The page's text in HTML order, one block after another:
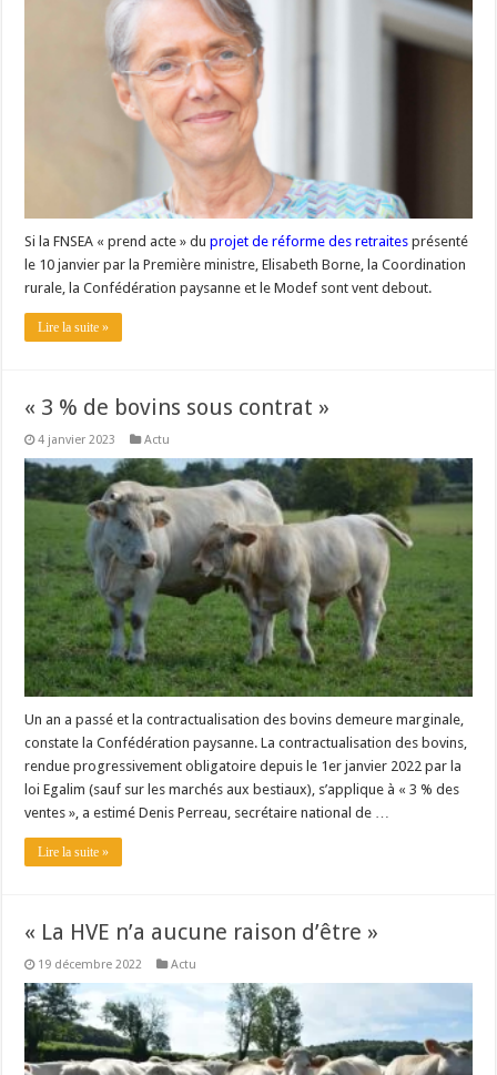
Si la FNSEA « prend acte » duprojet de réforme des retraites présenté
le 10 janvier par la Première ministre, Elisabeth Borne, la Coordination
rurale, la Confédération paysanne et le Modef sont vent debout.
Lire la suite »
« 3 % de bovins sous contrat »
4 janvier 2023 Actu
Un an a passé et la contractualisation des bovins demeure marginale,
constate la Confédération paysanne. La contractualisation des bovins,
rendue progressivement obligatoire depuis le 1er janvier 2022 par la
loi Egalim (sauf sur les marchés aux bestiaux), s’applique à « 3 % des
ventes », a estimé Denis Perreau, secrétaire national de …
Lire la suite »
« La HVE n’a aucune raison d’être »
19 décembre 2022 Actu